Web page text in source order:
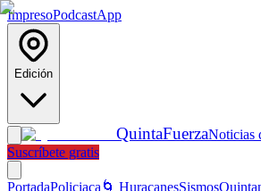
ImpresoPodcastApp
Edición
QuintaFuerzaNoticias
Suscríbete gratis
PortadaPoliciaca 🌀 HuracanesSismos